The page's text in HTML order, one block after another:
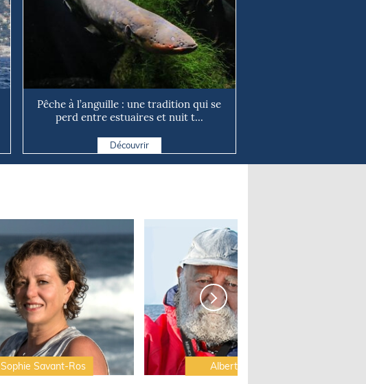
Pêche à l’anguille : une tradition qui se
perd entre estuaires et nuit t...
Découvrir
Sophie Savant-Ros Albert Brel